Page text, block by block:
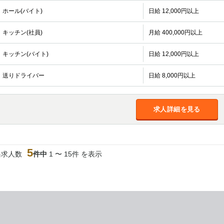
ホール(バイト) 日給 12,000円以上
キッチン(社員) 月給 400,000円以上
キッチン(バイト) 日給 12,000円以上
送りドライバー 日給 8,000円以上
求人詳細を見る
人数 5件中 1 〜 15件 を表示